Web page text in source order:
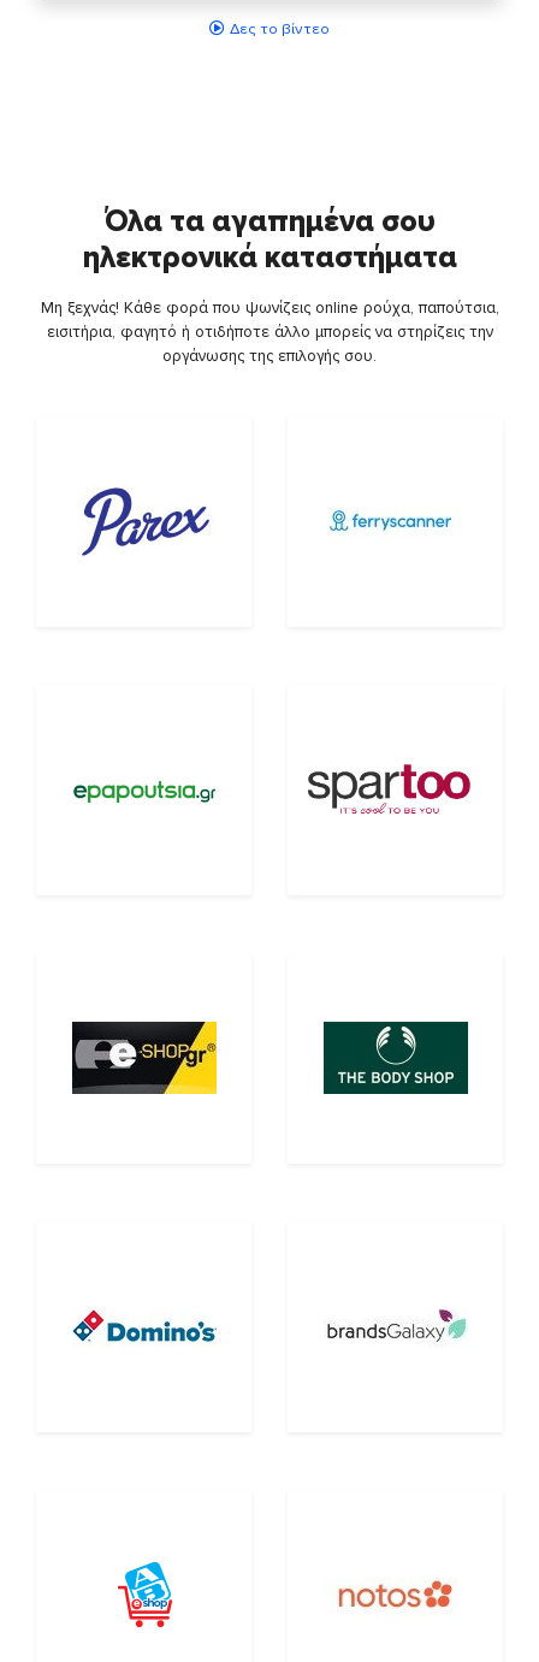
Δες το βίντεο
Όλα τα αγαπημένα σου
ηλεκτρονικά καταστήματα
Μη ξεχνάς! Κάθε φορά που ψωνίζεις online ρούχα, παπούτσια,
εισιτήρια, φαγητό ή οτιδήποτε άλλο μπορείς να στηρίζεις την
οργάνωσης της επιλογής σου.